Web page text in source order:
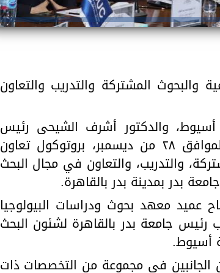
والبحوث المشتركة والتدريب والتعاون
والدكتور أشرف الشيحى رئيس
جامعة بدر بالقاهرة(BUC)، اليوم الخميس الموافق ٢٨ من ديسمبر، بروتوكول تعاون
والتدريب، والتعاون في مجال البحث
بدر بمدينة بدر بالقاهرة.
عميد معهد بحوث ودراسات البيولوجيا
رئيس جامعة بدر بالقاهرة لشئون البحث
أسيوط.
الجانبين فى مجموعة من التخصصات ذات